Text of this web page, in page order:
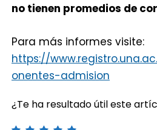
no tienen promedios de
Para más informes visite:
https://
onentes-admision
¿Te ha resultado útil este